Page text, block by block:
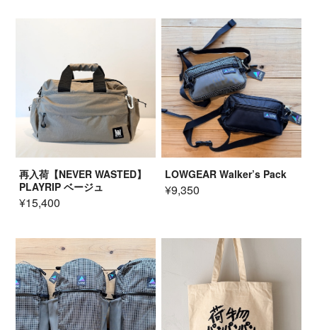
再入荷【NEVER WASTED】
PLAYRIP ベージュ
¥15,400
LOWGEAR Walker’s Pack
¥9,350